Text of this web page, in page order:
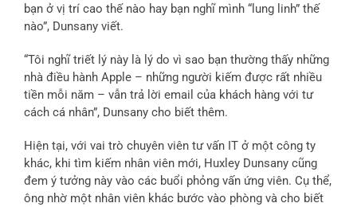
bạn ở vị trí cao thế nào hay bạn nghĩ mình “lung linh” thế
nào”, Dunsany viết.
“Tôi nghĩ triết lý này là lý do vì sao bạn thường thấy những
nhà điều hành Apple – những người kiếm được rất nhiều
tiền mỗi năm – vẫn trả lời email của khách hàng với tư
cách cá nhân”, Dunsany cho biết thêm.
Hiện tại, với vai trò chuyên viên tư vấn IT ở một công ty
khác, khi tìm kiếm nhân viên mới, Huxley Dunsany cũng
đem ý tưởng này vào các buổi phỏng vấn ứng viên. Cụ thể,
ông nhờ một nhân viên khác bước vào phòng và cho biết